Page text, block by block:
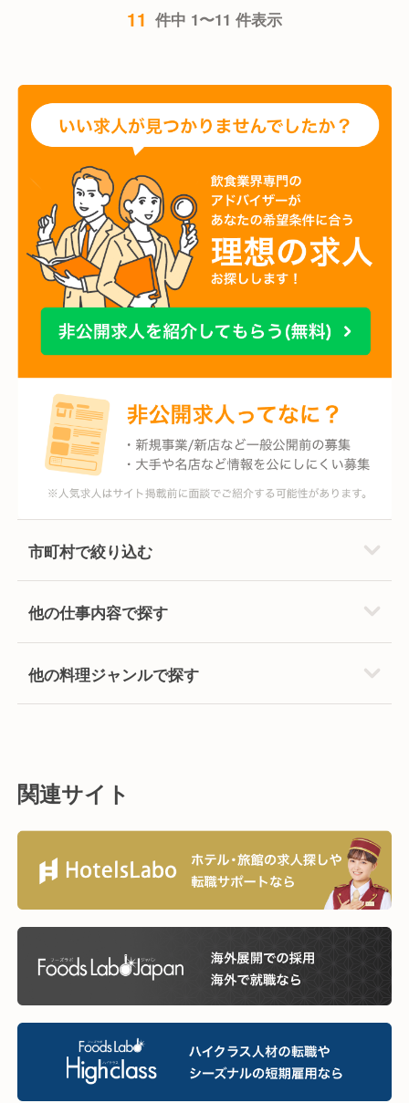
11 件中 1〜11 件表示
市町村で絞り込む
他の仕事内容で探す
他の料理ジャンルで探す
関連サイト